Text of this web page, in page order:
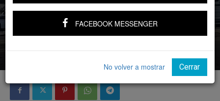
Tragedia en Lázaro Cárdenas: una
estudiante de CET-MAR perdió la vida
tras un accidente vial
FACEBOOK MESSENGER
No volver a mostrar Cerrar